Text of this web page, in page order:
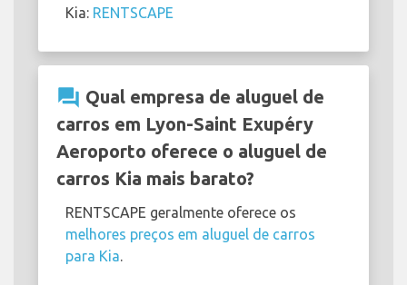
Kia: RENTSCAPE
question_answer Qual empresa de aluguel de
carros em Lyon-Saint Exupéry
Aeroporto oferece o aluguel de
carros Kia mais barato?
RENTSCAPE geralmente oferece os
melhores preços em aluguel de carros
para Kia